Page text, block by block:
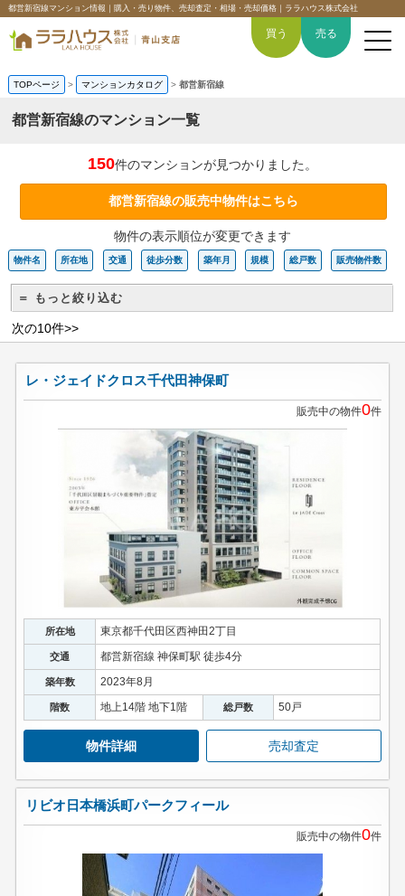
都営新宿線マンション情報｜購入・売り物件、売却査定・相場・売却価格｜ララハウス株式会社
買いたい
空間デザイン事例
スタッフ紹介
お知らせ
お問い合わせ
買う 売る
TOPページ > マンションカタログ > 都営新宿線
都営新宿線のマンション一覧
150件のマンションが見つかりました。
都営新宿線の販売中物件はこちら
物件の表示順位が変更できます
物件名 所在地 交通 徒歩分数 築年月 規模 総戸数 販売物件数
＝ もっと絞り込む
次の10件>>
レ・ジェイドクロス千代田神保町
販売中の物件0件
所在地 東京都千代田区西神田2丁目
交通 都営新宿線 神保町駅 徒歩4分
築年数 2023年8月
階数 地上14階 地下1階 総戸数 50戸
物件詳細 売却査定
リビオ日本橋浜町パークフィール
販売中の物件0件